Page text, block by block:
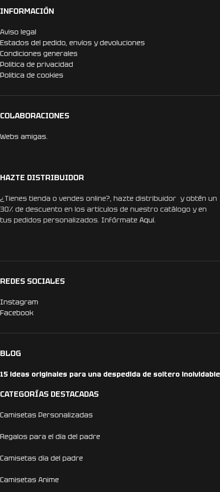
INFORMACIÓN
Aviso legal
Estados del pedido, envíos y devoluciones
Condiciones generales
Politica de privacidad
Politica de cookies
COLABORACIONES
Webs amigas.
HAZTE DISTRIBUIDOR
¿Tienes tienda o vendes online?, hazte distribuidor y obtén un
30% de descuento en los artículos de nuestro catálogo y en
tus pedidos personalizados. Infórmate Aquí.
REDES SOCIALES
Instagram
Facebook
BLOG
15 ideas originales para una despedida de soltero inolvidable
CATEGORÍAS DESTACADAS
Camisetas Personalizadas
Regalos para el día del padre
Camisetas día del padre
Camisetas Anime